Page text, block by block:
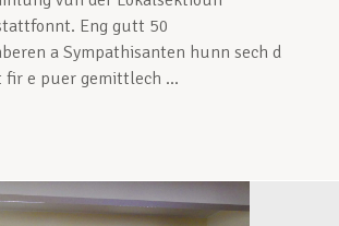
Eng gutt 50
a Sympathisanten hunn sech d
fir e puer gemittlech ...